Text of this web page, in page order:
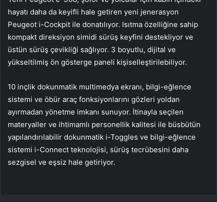
hayatı daha da keyifli hale getiren yeni jenerasyon
Peugeot i-Cockpit ile donatılıyor. Isıtma özelliğine sahip
kompakt direksiyon simidi sürüş keyfini destekliyor ve
üstün sürüş çevikliği sağlıyor. 3 boyutlu, dijital ve
yükseltilmiş ön gösterge paneli kişiselleştirilebiliyor.
10 inçlik dokunmatik multimedya ekranı, bilgi-eğlence
sistemi ve öbür araç fonksiyonlarını gözleri yoldan
ayırmadan yönetme imkanı sunuyor. İtinayla seçilen
materyaller ve ihtimamlı personellik kalitesi ile büsbütün
yapılandırılabilir dokunmatik i-Toggles ve bilgi-eğlence
sistemi i-Connect teknolojisi, sürüş tecrübesini daha
sezgisel ve eşsiz hale getiriyor.